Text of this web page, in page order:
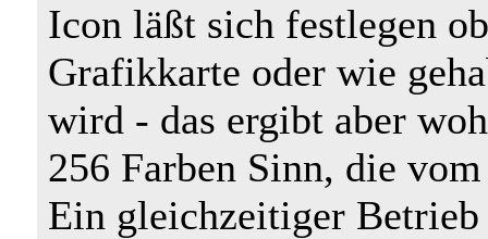
Icon läßt sich festlegen
Grafikkarte oder wie
wird - das ergibt aber
256 Farben Sinn, die
Ein gleichzeitiger